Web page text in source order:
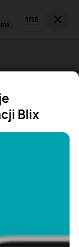
1/16
Blix